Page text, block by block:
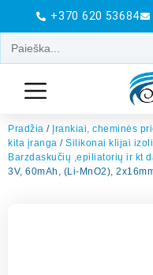
+370 620 53684
Pradžia / Įrankiai, cheminės
kita įranga / Silikonai klijai
Barzdaskučių ,epiliatorių ir kt
3V, 60mAh, (Li-MnO2),